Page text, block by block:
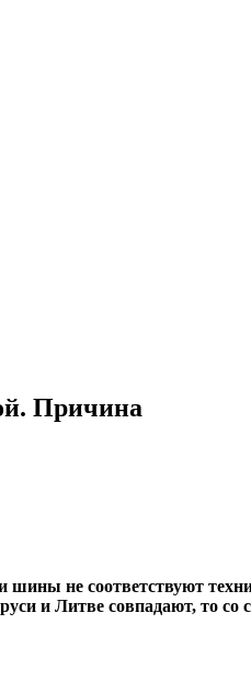
Причина
шины не соответствуют
и Литве совпадают, то